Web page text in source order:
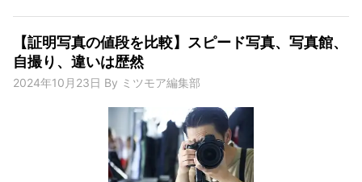
【証明写真の値段を比較】スピード写真、写真館、
自撮り、違いは歴然
2024年10月23日 By ミツモア編集部